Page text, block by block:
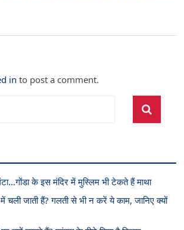
in to post a comment.
के इस मंदिर में मुस्लिम भी टेकते हैं माथा
में चली जाती हैं? गलती से भी न करें ये काम, जानिए क्यों